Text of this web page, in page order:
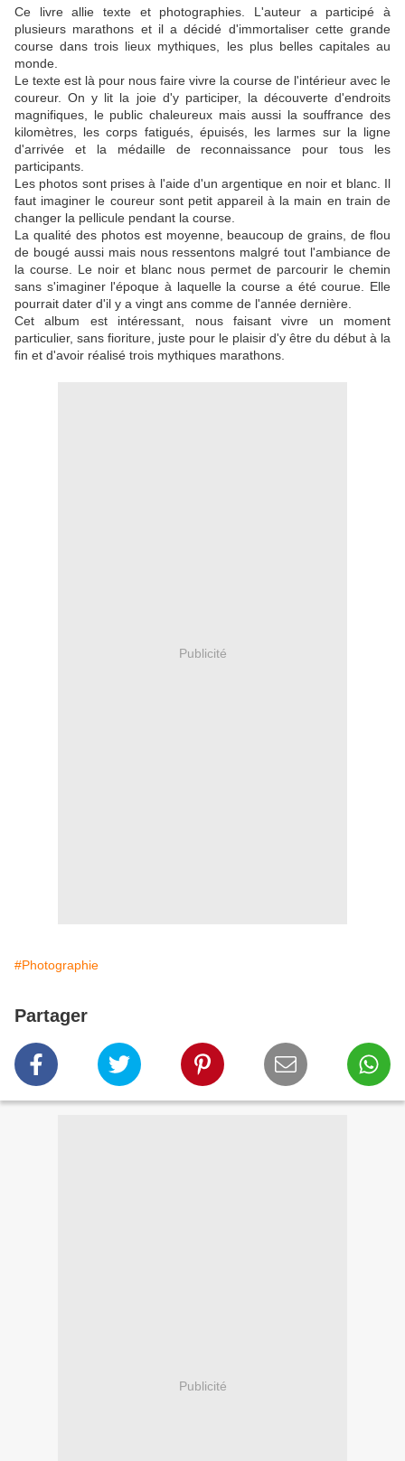
Ce livre allie texte et photographies. L'auteur a participé à
plusieurs marathons et il a décidé d'immortaliser cette grande
course dans trois lieux mythiques, les plus belles capitales au
monde.
Le texte est là pour nous faire vivre la course de l'intérieur avec le
coureur. On y lit la joie d'y participer, la découverte d'endroits
magnifiques, le public chaleureux mais aussi la souffrance des
kilomètres, les corps fatigués, épuisés, les larmes sur la ligne
d'arrivée et la médaille de reconnaissance pour tous les
participants.
Les photos sont prises à l'aide d'un argentique en noir et blanc. Il
faut imaginer le coureur sont petit appareil à la main en train de
changer la pellicule pendant la course.
La qualité des photos est moyenne, beaucoup de grains, de flou
de bougé aussi mais nous ressentons malgré tout l'ambiance de
la course. Le noir et blanc nous permet de parcourir le chemin
sans s'imaginer l'époque à laquelle la course a été courue. Elle
pourrait dater d'il y a vingt ans comme de l'année dernière.
Cet album est intéressant, nous faisant vivre un moment
particulier, sans fioriture, juste pour le plaisir d'y être du début à la
fin et d'avoir réalisé trois mythiques marathons.
Publicité
#Photographie
Partager
Publicité